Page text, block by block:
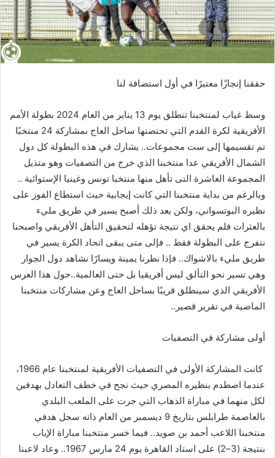
حققنا إنجازًا معتبرًا في أول استضافة لنا
وسط غياب لمنتخبنا تنطلق يوم 13 يناير من العام 2024 بطولة الأمم
الأفريقية لكرة القدم التي تحتضنها ساحل العاج بمشاركة 24 منتخبًا
تم تقسيمها إلى ست مجموعات.. يشارك في هذه البطولة كل دول
الشمال الأفريقي عدا منتخبنا الذي خرج من التصفيات وهو متذيل
المجموعة العاشرة التى تأهل منها منتخبا تونس وغينيا الإستوائية ..
وبالرغم من بداية منتخبنا التي كانت إيجابية حيث استطاع الفوز على
نظيره البوتسواني، ولكن بعد ذلك أصبح يسير في طريق مليء
بالعثرات فلم يحقق اي نتيجة تؤهله لتحقيق التأهل الأفريقي واصبحنا
نتفرج على البطولة فقط .. فإلى متى يبقى اتحاد الكرة يسير في
طريق مليء بالاشواك.. فإذا نطرنا يمينة ويسارًا نشاهد دول الجوار
وهي تسير نحو التألق ليس أفريقيا بل حتى العالمية..حول هذا العرس
الأفريقي الذي سينطلق قريبًا بساحل العاج وعن مشاركات منتخبنا
الماضية في تقرير قصير ..
أولى مشاركة في التصفيات
كانت المشاركة الأولى في التصفيات الأفريقية لمنتخبنا عام 1966،
عندما اصطدم بنظيره المصري حيث نجح في خطف التعادل بهدفين
لكل منهما في مباراة الذهاب التي جرت على الملعب البلدي
بالعاصمة طرابلس بتاريخ 9 ديسمبر من العام ذاته سجل هدفي
منتخبنا اللاعب أحمد بن صويد.. فيما خسر منتخبنا مباراة الإياب
بنتيجة (
3
–
2
) على استاد القاهرة يوم 24 مارس 1967
.. وعاد لاعبنا